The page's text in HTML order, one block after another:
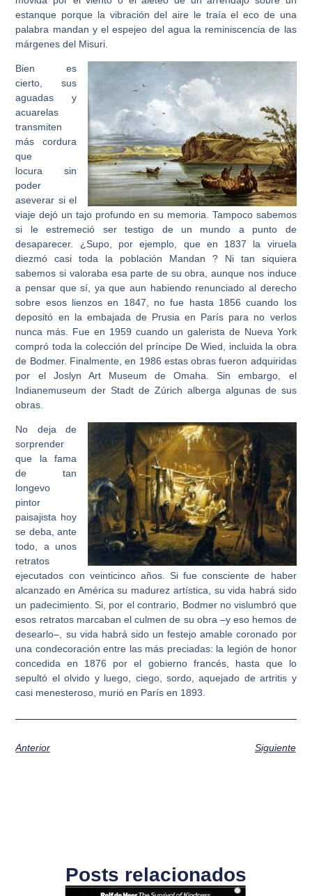
estanque porque la vibración del aire le traía el eco de una
palabra mandan y el espejeo del agua la reminiscencia de las
márgenes del Misuri.
Bien es
cierto, sus
aguadas y
acuarelas
transmiten
más cordura
que
locura sin
poder
aseverar si el
viaje dejó un tajo profundo en su memoria. Tampoco sabemos
si le estremeció ser testigo de un mundo a punto de
desaparecer. ¿Supo, por ejemplo, que en 1837 la viruela
diezmó casi toda la población Mandan ? Ni tan siquiera
sabemos si valoraba esa parte de su obra, aunque nos induce
a pensar que sí, ya que aun habiendo renunciado al derecho
sobre esos lienzos en 1847, no fue hasta 1856 cuando los
depositó en la embajada de Prusia en París para no verlos
nunca más. Fue en 1959 cuando un galerista de Nueva York
compró toda la colección del príncipe De Wied, incluida la obra
de Bodmer. Finalmente, en 1986 estas obras fueron adquiridas
por el Joslyn Art Museum de Omaha. Sin embargo, el
Indianemuseum der Stadt de Zúrich alberga algunas de sus
obras.
No deja de
sorprender
que la fama
de tan
longevo
pintor
paisajista hoy
se deba, ante
todo, a unos
retratos
ejecutados con veinticinco años. Si fue consciente de haber
alcanzado en América su madurez artística, su vida habrá sido
un padecimiento. Si, por el contrario, Bodmer no vislumbró que
esos retratos marcaban el culmen de su obra –y eso hemos de
desearlo–, su vida habrá sido un festejo amable coronado por
una condecoración entre las más preciadas: la legión de honor
concedida en 1876 por el gobierno francés, hasta que lo
sepultó el olvido y luego, ciego, sordo, aquejado de artritis y
casi menesteroso, murió en París en 1893.
Anterior Siguiente
Posts relacionados